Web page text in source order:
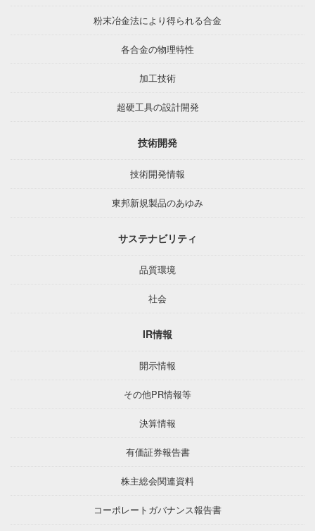
粉末冶金法により得られる合金
各合金の物理特性
加工技術
超硬工具の設計開発
技術開発
技術開発情報
東邦新規製品のあゆみ
サステナビリティ
品質環境
社会
IR情報
開示情報
その他PR情報等
決算情報
有価証券報告書
株主総会関連資料
コーポレートガバナンス報告書